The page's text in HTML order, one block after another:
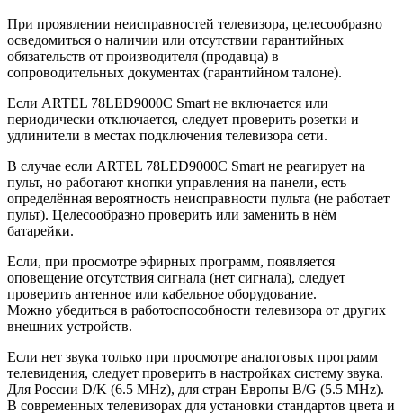
При проявлении неисправностей телевизора, целесообразно
осведомиться о наличии или отсутствии гарантийных
обязательств от производителя (продавца) в
сопроводительных документах (гарантийном талоне).
Если ARTEL 78LED9000C Smart не включается или
периодически отключается, следует проверить розетки и
удлинители в местах подключения телевизора сети.
В случае если ARTEL 78LED9000C Smart не реагирует на
пульт, но работают кнопки управления на панели, есть
определённая вероятность неисправности пульта (не работает
пульт). Целесообразно проверить или заменить в нём
батарейки.
Если, при просмотре эфирных программ, появляется
оповещение отсутствия сигнала (нет сигнала), следует
проверить антенное или кабельное оборудование.
Можно убедиться в работоспособности телевизора от других
внешних устройств.
Если нет звука только при просмотре аналоговых программ
телевидения, следует проверить в настройках систему звука.
Для России D/K (6.5 MHz), для стран Европы B/G (5.5 MHz).
В современных телевизорах для установки стандартов цвета и